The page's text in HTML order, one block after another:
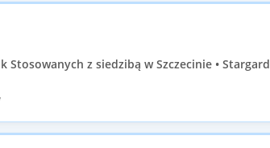
z siedzibą w Szczecinie • Stargard